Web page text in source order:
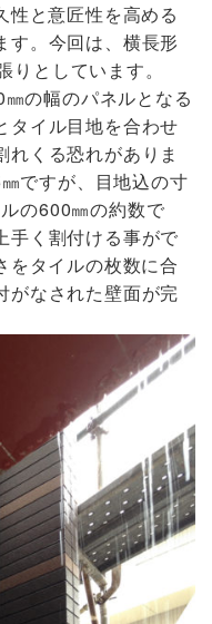
性と意匠性を高める
す。今回は、横長形
としています。
の幅のパネルとなる
タイル目地を合わせ
くる恐れがありま
ですが、目地込の寸
の600㎜の約数で
手く割付ける事がで
をタイルの枚数に合
がなされた壁面が完